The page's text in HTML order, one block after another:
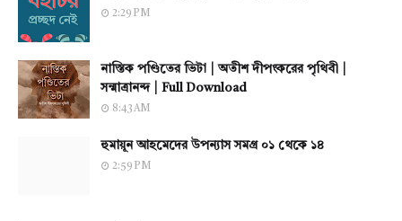
2:29 PM
নাস্তিক পণ্ডিতের ভিটা | অতীশ দীপংকরের পৃথিবী |
সন্মাত্রানন্দ | Full Download
8:43 AM
হুমায়ূন আহমেদের উপন্যাস সমগ্র ০১ থেকে ১৪
2:59 PM